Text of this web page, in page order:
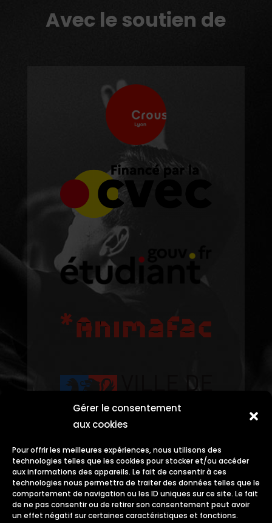
Gérer le consentement
aux cookies
Pour offrir les meilleures expériences, nous utilisons des
technologies telles que les cookies pour stocker et/ou accéder
aux informations des appareils. Le fait de consentir à ces
technologies nous permettra de traiter des données telles que le
comportement de navigation ou les ID uniques sur ce site. Le fait
de ne pas consentir ou de retirer son consentement peut avoir
un effet négatif sur certaines caractéristiques et fonctions.
Avec le soutien de